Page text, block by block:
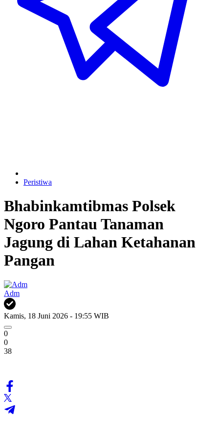
Peristiwa
Bhabinkamtibmas Polsek
Ngoro Pantau Tanaman
Jagung di Lahan Ketahanan
Pangan
Adm
Kamis, 18 Juni 2026 - 19:55 WIB
0
0
38